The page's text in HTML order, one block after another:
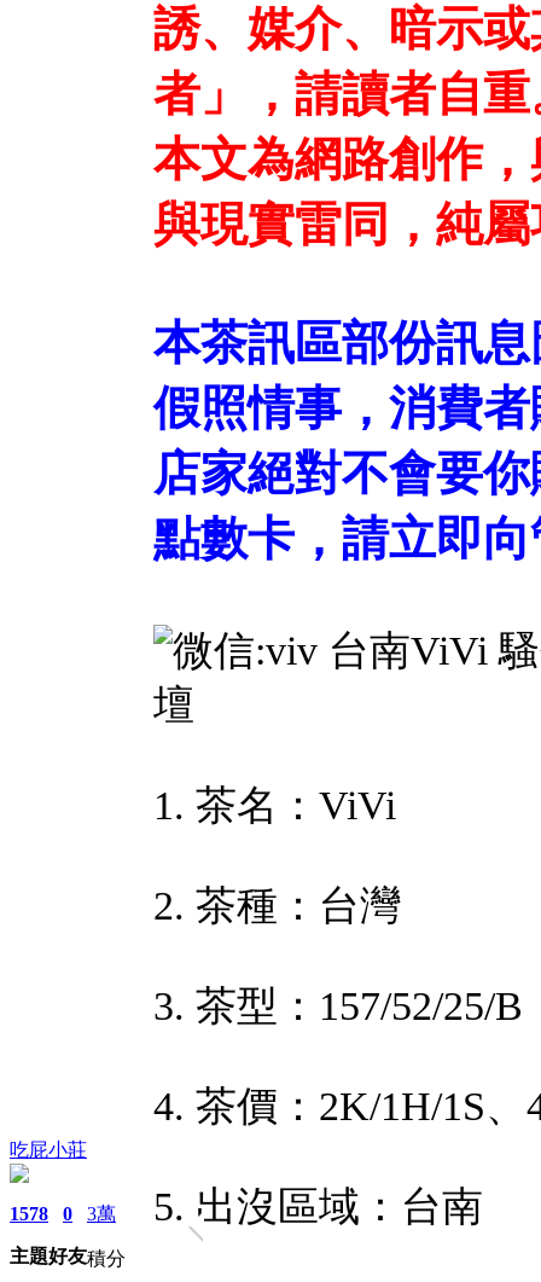
吃屁小莊
1578
主題
0
好友
3萬
積分
誘、媒介、暗示
者」，請讀者自重
本文為網路創作
與現實雷同，純
本茶訊區部份訊
假照情事，消費
店家絕對不會要
點數卡，請立即
1. 茶名：ViVi
2. 茶種：台灣
3. 茶型：157/52/25/B
4. 茶價：2K/1H/1S、
5. 出沒區域：台南